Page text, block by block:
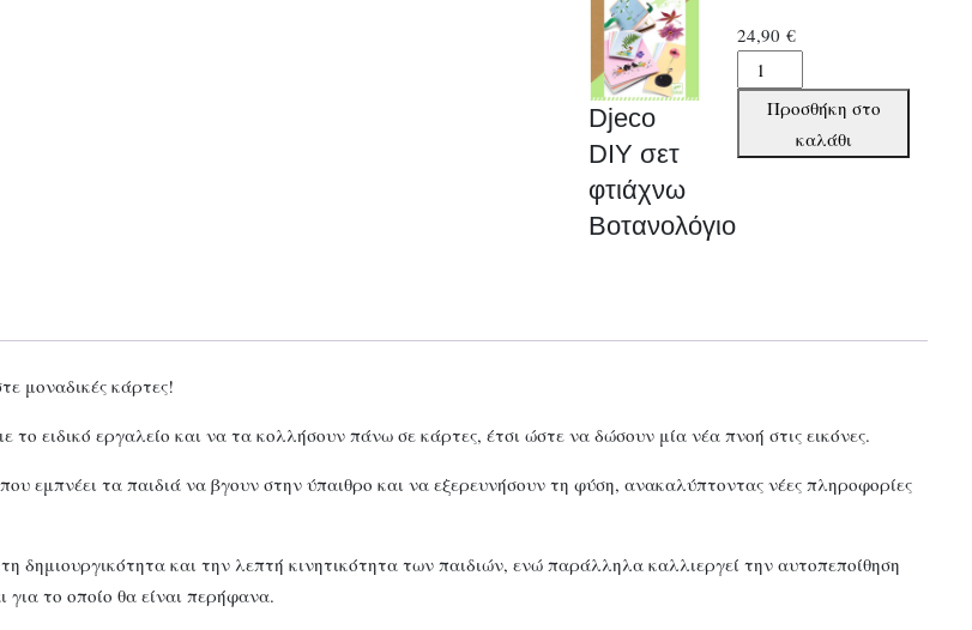
Djeco
DIY σετ
φτιάχνω
Βοτανολόγιο
24,90€
Djeco
DIY
φτιάχνω
Προσθήκη στο
καλάθι
μοναδικές κάρτες!
ειδικό εργαλείο και να τα κολλήσουν πάνω σε κάρτες, έτσι ώστε να δώσουν μία νέα πνοή στις εικόνες.
εμπνέει τα παιδιά να βγουν στην ύπαιθρο και να εξερευνήσουν τη φύση, ανακαλύπτοντας νέες πληροφορίες
και την λεπτή κινητικότητα των παιδιών, ενώ παράλληλα καλλιεργεί την αυτοπεποίθηση
το οποίο θα είναι περήφανα.